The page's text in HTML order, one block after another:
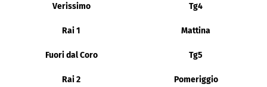
Verissimo Tg4
Rai 1 Mattina
Fuori dal Coro Tg5
Rai 2 Pomeriggio